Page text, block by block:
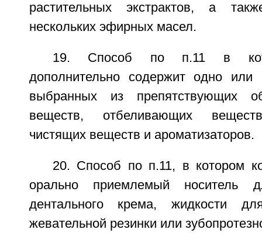
растительных экстрактов, а
нескольких эфирных масел.
19. Способ по п.11 в
дополнительно содержит одно или
выбранных из препятствующих
веществ, отбеливающих
чистящих веществ и ароматизаторов.
20. Способ по п.11, в котором
орально приемлемый носитель
дентального крема, жидкости
жевательной резинки или